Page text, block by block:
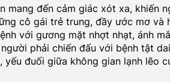
mang đến cảm giác xót xa, khiến
cô gái trẻ trung, đầy ước mơ và
với gương mặt nhợt nhạt, ánh
phải chiến đấu với bệnh tật
đuối giữa không gian lạnh lẽo